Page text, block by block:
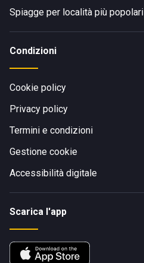
Spiagge per località più popolari
Condizioni
Cookie policy
Privacy policy
Termini e condizioni
Gestione cookie
Accessibilità digitale
Scarica l'app